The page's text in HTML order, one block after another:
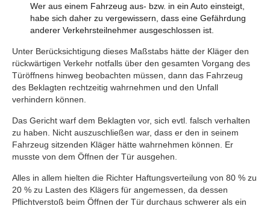
Wer aus einem Fahrzeug aus- bzw. in ein Auto einsteigt,
habe sich daher zu vergewissern, dass eine Gefährdung
anderer Verkehrsteilnehmer ausgeschlossen ist.
Unter Berücksichtigung dieses Maßstabs hätte der Kläger den
rückwärtigen Verkehr notfalls über den gesamten Vorgang des
Türöffnens hinweg beobachten müssen, dann das Fahrzeug
des Beklagten rechtzeitig wahrnehmen und den Unfall
verhindern können.
Das Gericht warf dem Beklagten vor, sich evtl. falsch verhalten
zu haben. Nicht auszuschließen war, dass er den in seinem
Fahrzeug sitzenden Kläger hätte wahrnehmen können. Er
musste von dem Öffnen der Tür ausgehen.
Alles in allem hielten die Richter Haftungsverteilung von 80 % zu
20 % zu Lasten des Klägers für angemessen, da dessen
Pflichtverstoß beim Öffnen der Tür durchaus schwerer als ein